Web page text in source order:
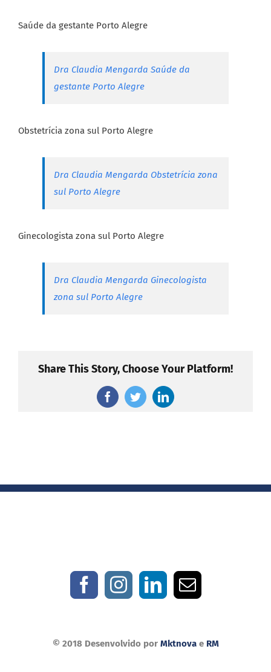
Saúde da gestante Porto Alegre
Dra Claudia Mengarda Saúde da
gestante Porto Alegre
Obstetrícia zona sul Porto Alegre
Dra Claudia Mengarda Obstetrícia zona
sul Porto Alegre
Ginecologista zona sul Porto Alegre
Dra Claudia Mengarda Ginecologista
zona sul Porto Alegre
Share This Story, Choose Your Platform!
FacebookTwitterLinkedIn
© 2018 Desenvolvido por Mktnovae RM